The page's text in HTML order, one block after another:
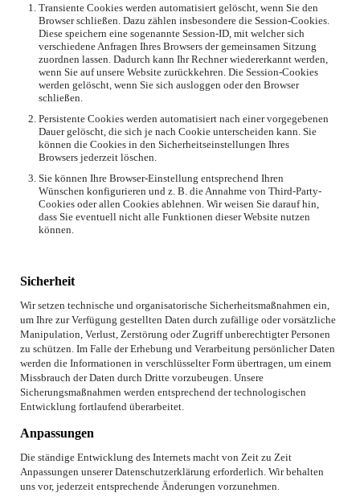
Transiente Cookies werden automatisiert gelöscht, wenn Sie den
Browser schließen. Dazu zählen insbesondere die Session-Cookies.
Diese speichern eine sogenannte Session-ID, mit welcher sich
verschiedene Anfragen Ihres Browsers der gemeinsamen Sitzung
zuordnen lassen. Dadurch kann Ihr Rechner wiedererkannt werden,
wenn Sie auf unsere Website zurückkehren. Die Session-Cookies
werden gelöscht, wenn Sie sich ausloggen oder den Browser
schließen.
Persistente Cookies werden automatisiert nach einer vorgegebenen
Dauer gelöscht, die sich je nach Cookie unterscheiden kann. Sie
können die Cookies in den Sicherheitseinstellungen Ihres
Browsers jederzeit löschen.
Sie können Ihre Browser-Einstellung entsprechend Ihren
Wünschen konfigurieren und z. B. die Annahme von Third-Party-
Cookies oder allen Cookies ablehnen. Wir weisen Sie darauf hin,
dass Sie eventuell nicht alle Funktionen dieser Website nutzen
können.
Sicherheit
Wir setzen technische und organisatorische Sicherheitsmaßnahmen ein,
um Ihre zur Verfügung gestellten Daten durch zufällige oder vorsätzliche
Manipulation, Verlust, Zerstörung oder Zugriff unberechtigter Personen
zu schützen. Im Falle der Erhebung und Verarbeitung persönlicher Daten
werden die Informationen in verschlüsselter Form übertragen, um einem
Missbrauch der Daten durch Dritte vorzubeugen. Unsere
Sicherungsmaßnahmen werden entsprechend der technologischen
Entwicklung fortlaufend überarbeitet.
Anpassungen
Die ständige Entwicklung des Internets macht von Zeit zu Zeit
Anpassungen unserer Datenschutzerklärung erforderlich. Wir behalten
uns vor, jederzeit entsprechende Änderungen vorzunehmen.